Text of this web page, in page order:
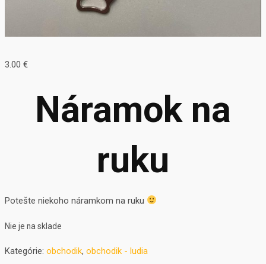
3.00 €
Náramok na
ruku
Potešte niekoho náramkom na ruku
Nie je na sklade
Kategórie: obchodik, obchodik - ludia